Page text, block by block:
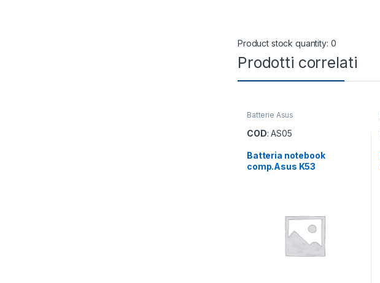
Product stock quantity: 0
Prodotti correlati
Batterie Asus
COD: AS05
Batteria notebook
comp.Asus K53